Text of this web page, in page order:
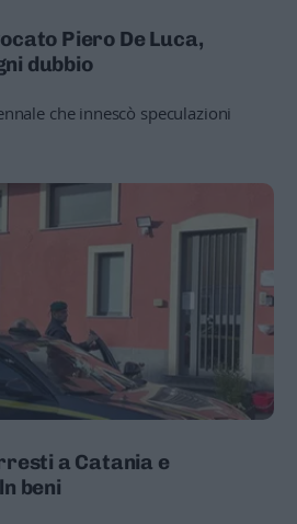
Piero De Luca,
dubbio
che innescò speculazioni
a Catania e
beni